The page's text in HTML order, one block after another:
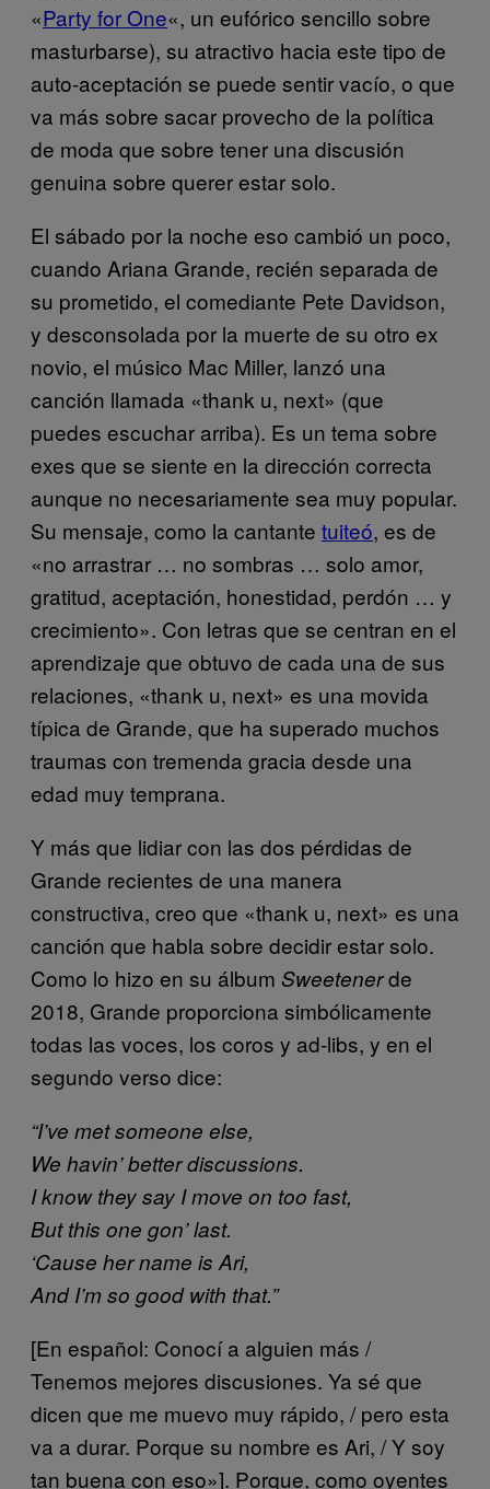
«Party for One«, un eufórico sencillo sobre
masturbarse), su atractivo hacia este tipo de
auto-aceptación se puede sentir vacío, o que
va más sobre sacar provecho de la política
de moda que sobre tener una discusión
genuina sobre querer estar solo.
El sábado por la noche eso cambió un poco,
cuando Ariana Grande, recién separada de
su prometido, el comediante Pete Davidson,
y desconsolada por la muerte de su otro ex
novio, el músico Mac Miller, lanzó una
canción llamada «thank u, next» (que
puedes escuchar arriba). Es un tema sobre
exes que se siente en la dirección correcta
aunque no necesariamente sea muy popular.
Su mensaje, como la cantante tuiteó, es de
«no arrastrar … no sombras … solo amor,
gratitud, aceptación, honestidad, perdón … y
crecimiento». Con letras que se centran en el
aprendizaje que obtuvo de cada una de sus
relaciones, «thank u, next» es una movida
típica de Grande, que ha superado muchos
traumas con tremenda gracia desde una
edad muy temprana.
Y más que lidiar con las dos pérdidas de
Grande recientes de una manera
constructiva, creo que «thank u, next» es una
canción que habla sobre decidir estar solo.
Como lo hizo en su álbum Sweetenerde
2018, Grande proporciona simbólicamente
todas las voces, los coros y ad-libs, y en el
segundo verso dice:
“I’ve met someone else,
We havin’ better discussions.
I know they say I move on too fast,
But this one gon’ last.
‘Cause her name is Ari,
And I’m so good with that.”
[En español: Conocí a alguien más /
Tenemos mejores discusiones. Ya sé que
dicen que me muevo muy rápido, / pero esta
va a durar. Porque su nombre es Ari, / Y soy
tan buena con eso»]. Porque, como oyentes